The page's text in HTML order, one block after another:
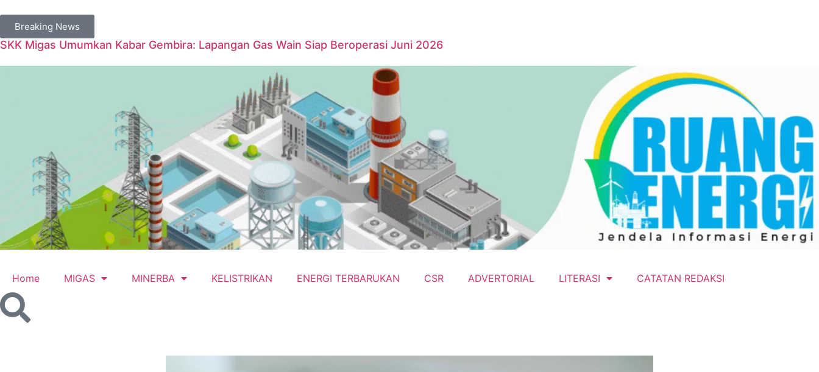
Breaking News
SKK Migas Umumkan Kabar Gembira: Lapangan Gas Wain Siap Beroperasi Juni 2026
Home MIGAS MINERBA KELISTRIKAN ENERGI TERBARUKAN CSR ADVERTORIAL LITERASI CATATAN REDAKSI